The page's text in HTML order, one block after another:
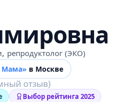
, репродуктолог (ЭКО)
Мама» в Москве
отзыв)
Выбор рейтинга 2025